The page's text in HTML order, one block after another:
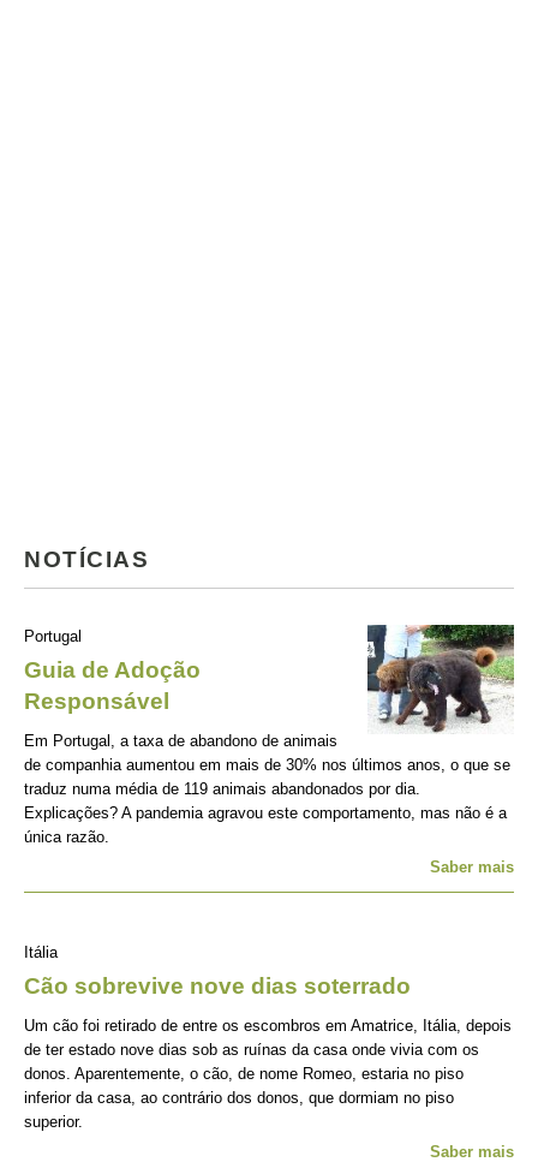
NOTÍCIAS
Portugal
Guia de Adoção
Responsável
Em Portugal, a taxa de abandono de animais
de companhia aumentou em mais de 30% nos últimos anos, o que se
traduz numa média de 119 animais abandonados por dia.
Explicações? A pandemia agravou este comportamento, mas não é a
única razão.
Saber mais
Itália
Cão sobrevive nove dias soterrado
Um cão foi retirado de entre os escombros em Amatrice, Itália, depois
de ter estado nove dias sob as ruínas da casa onde vivia com os
donos. Aparentemente, o cão, de nome Romeo, estaria no piso
inferior da casa, ao contrário dos donos, que dormiam no piso
superior.
Saber mais